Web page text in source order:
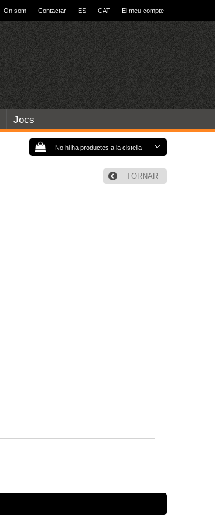
On som Contactar ES CAT El meu compte
Jocs
No hi ha productes a la cistella
TORNAR